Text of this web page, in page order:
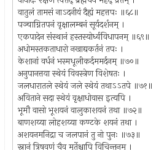
वातुलं तामसं नाऽदनीयं दैह्यं महत्तपः ॥६८॥
पञ्चाग्नितपनं वृक्षालम्बनं सूर्यदर्शनम् ।
एकपादेन संस्थानं हस्तस्योर्ध्वविधापनम् ॥६९॥
अधोमस्तकताधारो नखाद्यकर्तनं तपः ।
केशानां वर्धनं भस्मधूलीकर्दममर्दनम् ॥७०॥
अनुपानत्तया स्थेयं विवस्त्रेण विशेषतः ।
जलधारातले स्थेयं जले स्थेयं तथाऽऽतपे ॥७१॥
अविताने सदा स्थेयं वृक्षाधोवास इत्यपि ।
भूमौ वासो भूशयनं वालुकाशयनं तथा ॥७२॥
बाणशय्या लोहशय्या कण्टके शयनं तथा ।
अशयनमनिद्रा च जलपानं तु नो पुनः ॥७३॥
स्नानं त्रिषवणं चैव मूर्तेश्चापि विचिन्तनम् ।